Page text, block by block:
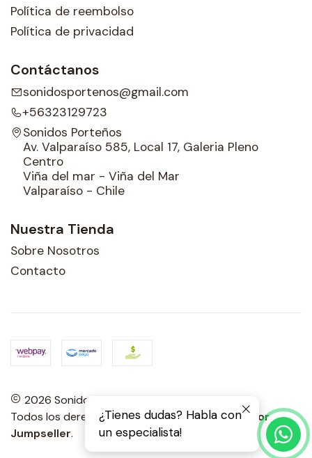
Política de reembolso
Política de privacidad
Contáctanos
sonidosportenos@gmail.com
+56323129723
Sonidos Porteños
Av. Valparaíso 585, Local 17, Galeria Pleno
Centro
Viña del mar - Viña del Mar
Valparaíso - Chile
Nuestra Tienda
Sobre Nosotros
Contacto
2026 Sonidos Porteños.
Todos los derechos reservados.Desarrollado por
Jumpseller.
¿Tienes dudas? Habla con
un especialista!